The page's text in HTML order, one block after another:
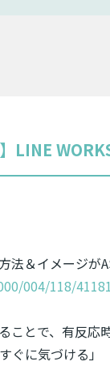
LINE
法＆イメージ
004/118/
ことで、有反応
ぐに気づける」